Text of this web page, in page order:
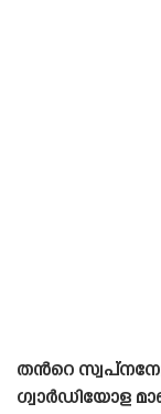
തൻറെ
ഗ്വാർഡിയോള